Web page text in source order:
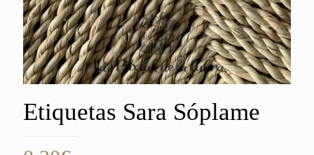
Etiquetas Sara Sóplame